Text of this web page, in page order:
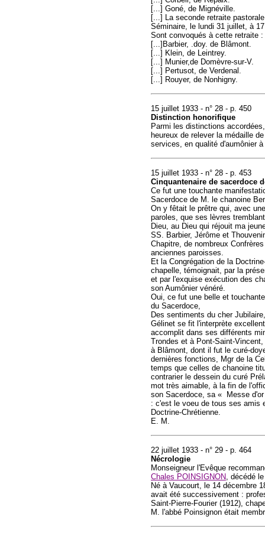
[...] Goné, de Mignéville.
[...] La seconde retraite
Séminaire, le lundi 31 juillet, à
Sont convoqués à cette retraite :
[...]Barbier, .doy. de Blâmont.
[...] Klein, de Leintrey.
[...] Munier,de Domèvre-sur-V.
[...] Pertusot, de Verdenal.
[...] Rouyer, de Nonhigny.
15 juillet 1933 - n° 28 - p. 450
Distinction honorifique
Parmi les distinctions
heureux de relever la médaille
services, en qualité d'aumônier
15 juillet 1933 - n° 28 - p. 453
Cinquantenaire de sacerdoce
Ce fut une touchante
Sacerdoce de M. le chanoine
On y fêtait le prêtre qui, avec
paroles, que ses lèvres
Dieu, au Dieu qui réjouit ma
SS. Barbier, Jérôme et
Chapitre, de nombreux
anciennes paroisses.
Et la Congrégation de la
chapelle, témoignait, par la
et par l'exquise exécution des
son Aumônier vénéré.
Oui, ce fut une belle et
du Sacerdoce,
Des sentiments du cher
Gélinet se fit l'interprète
accomplit dans ses différents
Trondes et à Pont-Saint-
à Blâmont, dont il fut le curé-
dernières fonctions, Mgr de la
temps que celles de chanoine
contrarier le dessein du curé
mot très aimable, à la fin de
son Sacerdoce, sa « Messe
: c'est le voeu de tous ses amis
Doctrine-Chrétienne.
E. M.
22 juillet 1933 - n° 29 - p. 464
Nécrologie
Monseigneur l'Evêque
Chales POINSIGNON, décédé
Né à Vaucourt, le 14 décembre
avait été successivement :
Saint-Pierre-Fourier (1912),
M. l'abbé Poinsignon était